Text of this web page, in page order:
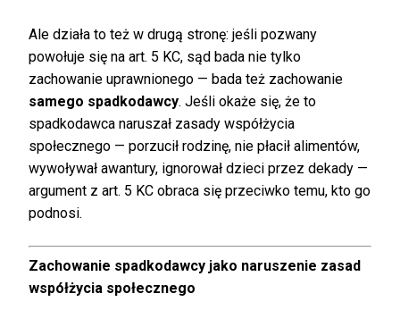
Ale działa to też w drugą stronę: jeśli pozwany
powołuje się na art. 5 KC, sąd bada nie tylko
zachowanie uprawnionego — bada też zachowanie
samego spadkodawcy. Jeśli okaże się, że to
spadkodawca naruszał zasady współżycia
społecznego — porzucił rodzinę, nie płacił alimentów,
wywoływał awantury, ignorował dzieci przez dekady —
argument z art. 5 KC obraca się przeciwko temu, kto go
podnosi.
Zachowanie spadkodawcy jako naruszenie zasad
współżycia społecznego